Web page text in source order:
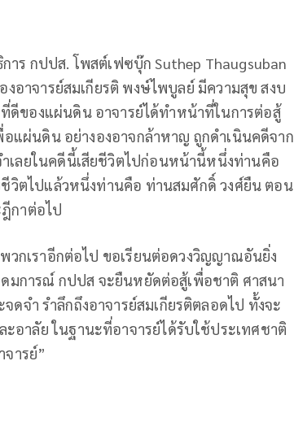
าร กปปส. โพสต์เฟซบุ๊ก Suthep Thaugsuban
อาจารย์สมเกียรติ พงษ์ไพบูลย์ มีความสุข สงบ
ของแผ่นดิน อาจารย์ได้ทำหน้าที่ในการต่อสู้
แผ่นดิน อย่างองอาจกล้าหาญ ถูกดำเนินคดีจาก
เลยในคดีนี้เสียชีวิตไปก่อนหน้านี้หนึ่งท่านคือ
วิตไปแล้วหนึ่งท่านคือ ท่านสมศักดิ์ วงศ์ยืน ตอน
กาต่อไป
วกเราอีกต่อไป ขอเรียนต่อดวงวิญญาณอันยิ่ง
มการณ์ กปปส จะยืนหยัดต่อสู้เพื่อชาติ ศาสนา
จำ รำลึกถึงอาจารย์สมเกียรติตลอดไป ทั้งจะ
อาลัย ในฐานะที่อาจารย์ได้รับใช้ประเทศชาติ
ารย์”